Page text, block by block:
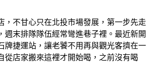
，不甘心只在北投市場發展，第一步先走
週末排隊隊伍經常彎進巷子裡。最近新開
牌捷運站，讓老饕不用再與觀光客擠在一
從店家搬來這裡才開始喝，之前沒有喝